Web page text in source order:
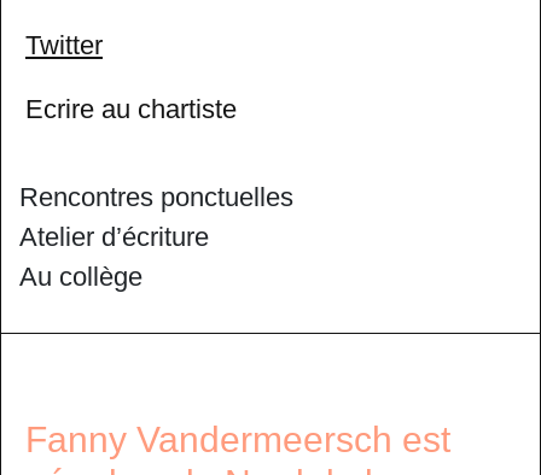
Twitter
Ecrire au chartiste
Rencontres ponctuelles
Atelier d’écriture
Au collège
Fanny Vandermeersch est